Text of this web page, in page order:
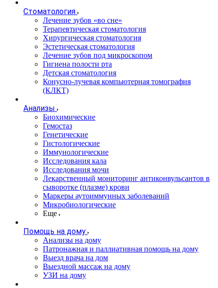
Стоматология
Лечение зубов «во сне»
Терапевтическая стоматология
Хирургическая стоматология
Эстетическая стоматология
Лечение зубов под микроскопом
Гигиена полости рта
Детская стоматология
Конусно-лучевая компьютерная томография
(КЛКТ)
Анализы
Биохимические
Гемостаз
Генетические
Гистологические
Иммунологические
Исследования кала
Исследования мочи
Лекарственный мониторинг антиконвульсантов в
сыворотке (плазме) крови
Маркеры аутоиммунных заболеваний
Микробиологические
Еще
Помощь на дому
Анализы на дому
Патронажная и паллиативная помощь на дому
Выезд врача на дом
Выездной массаж на дому
УЗИ на дому